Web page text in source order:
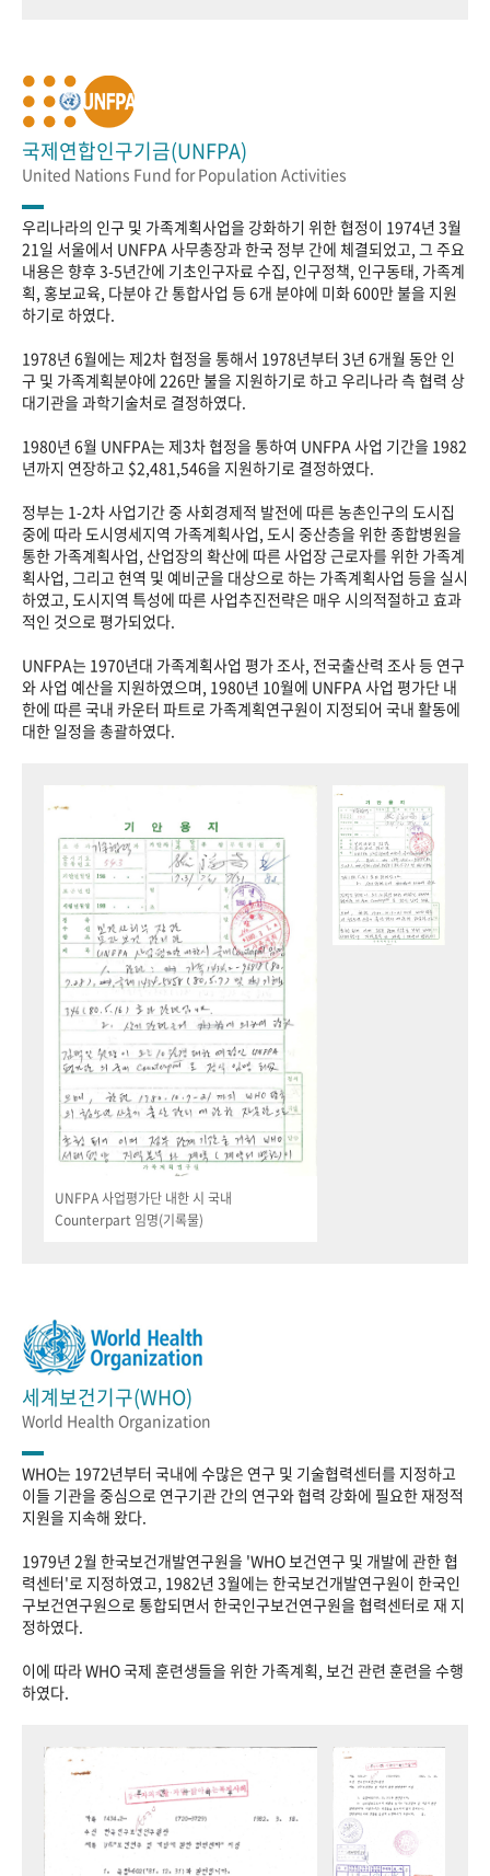
국제연합인구기금(UNFPA)
United Nations Fund for Population Activities
우리나라의 인구 및 가족계획사업을 강화하기 위한 협정이 1974년 3월
21일 서울에서 UNFPA 사무총장과 한국 정부 간에 체결되었고, 그 주요
내용은 향후 3-5년간에 기초인구자료 수집, 인구정책, 인구동태, 가족계
획, 홍보교육, 다분야 간 통합사업 등 6개 분야에 미화 600만 불을 지원
하기로 하였다.
1978년 6월에는 제2차 협정을 통해서 1978년부터 3년 6개월 동안 인
구 및 가족계획분야에 226만 불을 지원하기로 하고 우리나라 측 협력 상
대기관을 과학기술처로 결정하였다.
1980년 6월 UNFPA는 제3차 협정을 통하여 UNFPA 사업 기간을 1982
년까지 연장하고 $2,481,546을 지원하기로 결정하였다.
정부는 1-2차 사업기간 중 사회경제적 발전에 따른 농촌인구의 도시집
중에 따라 도시영세지역 가족계획사업, 도시 중산층을 위한 종합병원을
통한 가족계획사업, 산업장의 확산에 따른 사업장 근로자를 위한 가족계
획사업, 그리고 현역 및 예비군을 대상으로 하는 가족계획사업 등을 실시
하였고, 도시지역 특성에 따른 사업추진전략은 매우 시의적절하고 효과
적인 것으로 평가되었다.
UNFPA는 1970년대 가족계획사업 평가 조사, 전국출산력 조사 등 연구
와 사업 예산을 지원하였으며, 1980년 10월에 UNFPA 사업 평가단 내
한에 따른 국내 카운터 파트로 가족계획연구원이 지정되어 국내 활동에
대한 일정을 총괄하였다.
UNFPA 사업평가단 내한 시 국내
Counterpart 임명(기록물)
세계보건기구(WHO)
World Health Organization
WHO는 1972년부터 국내에 수많은 연구 및 기술협력센터를 지정하고
이들 기관을 중심으로 연구기관 간의 연구와 협력 강화에 필요한 재정적
지원을 지속해 왔다.
1979년 2월 한국보건개발연구원을 'WHO 보건연구 및 개발에 관한 협
력센터'로 지정하였고, 1982년 3월에는 한국보건개발연구원이 한국인
구보건연구원으로 통합되면서 한국인구보건연구원을 협력센터로 재 지
정하였다.
이에 따라 WHO 국제 훈련생들을 위한 가족계획, 보건 관련 훈련을 수행
하였다.